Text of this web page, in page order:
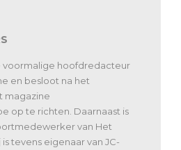
voormalige hoofdredacteur
en besloot na het
magazine
op te richten. Daarnaast is
van Het
is tevens eigenaar van JC-